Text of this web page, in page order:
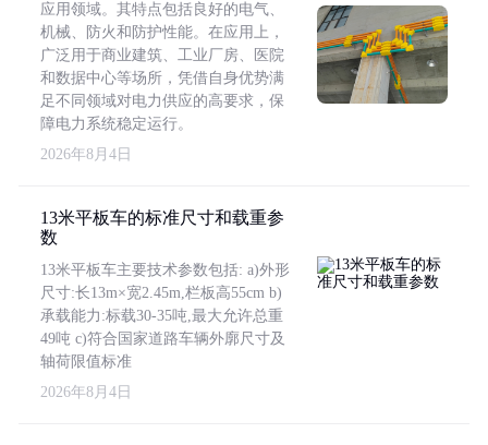
应用领域。其特点包括良好的电气、
机械、防火和防护性能。在应用上，
广泛用于商业建筑、工业厂房、医院
和数据中心等场所，凭借自身优势满
足不同领域对电力供应的高要求，保
障电力系统稳定运行。
2026年8月4日
13米平板车的标准尺寸和载重参
数
13米平板车主要技术参数包括: a)外形
尺寸:长13m×宽2.45m,栏板高55cm b)
承载能力:标载30-35吨,最大允许总重
49吨 c)符合国家道路车辆外廓尺寸及
轴荷限值标准
2026年8月4日